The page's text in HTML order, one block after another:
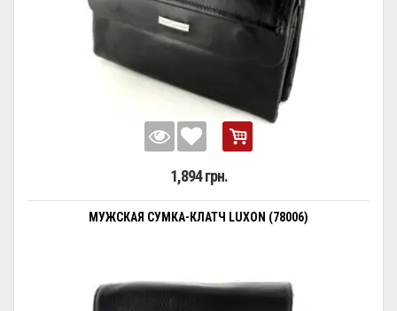
1,894 грн.
МУЖСКАЯ СУМКА-КЛАТЧ LUXON (78006)